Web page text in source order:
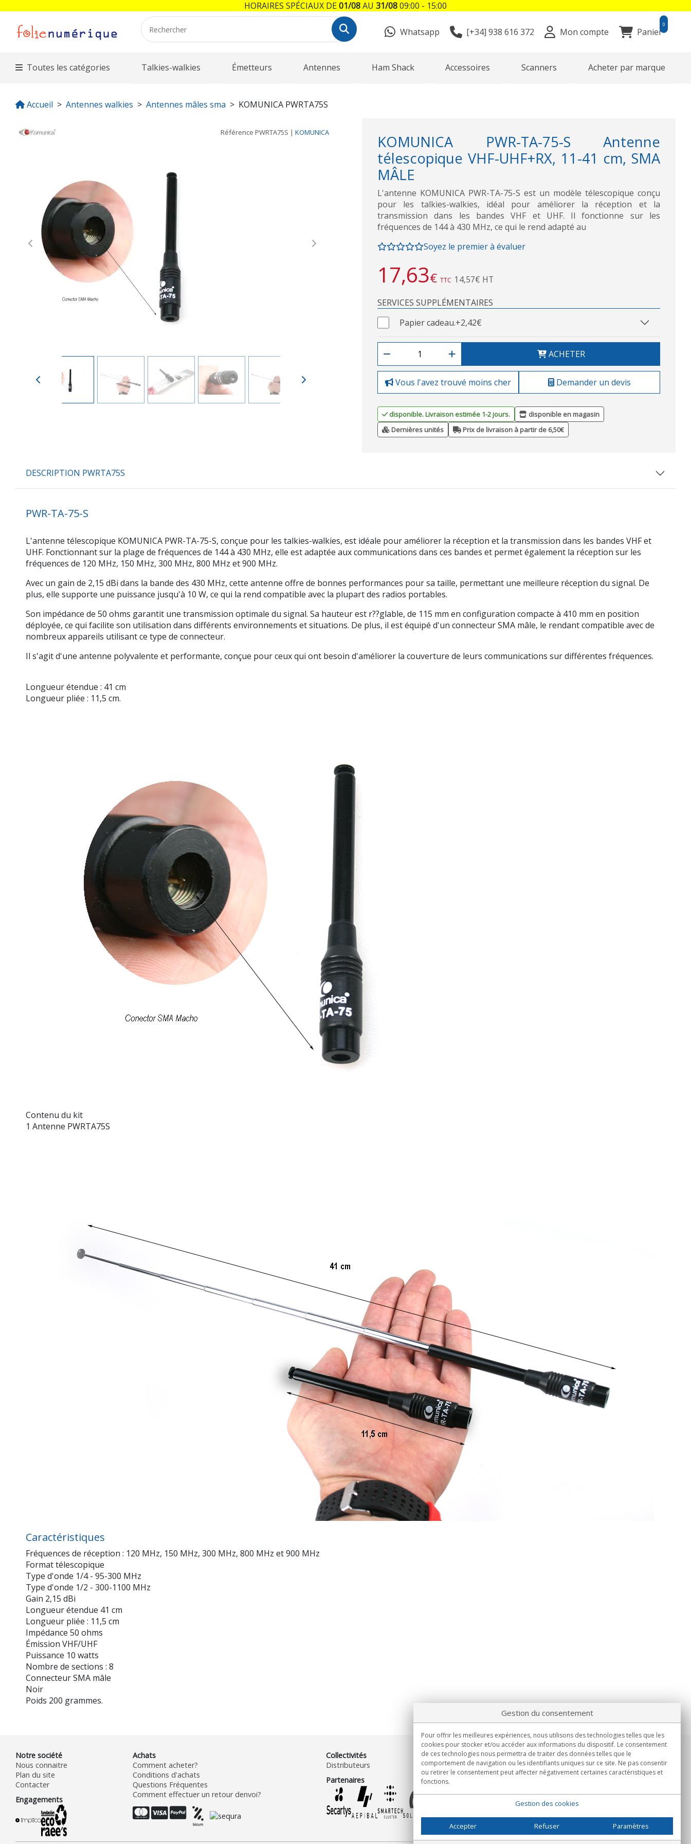
Whatsapp [+34] 938 616 372 Mon compte Panier
0
Toutes les catégories Talkies-walkies Émetteurs Antennes Ham Shack Accessoires Scanners Acheter par marque
Accueil Antennes walkies Antennes mâles sma KOMUNICA PWRTA75S
Référence PWRTA75S | KOMUNICA
Previous Next
KOMUNICA PWR-TA-75-S Antenne
télescopique VHF-UHF+RX, 11-41 cm, SMA
MÂLE
L'antenne KOMUNICA PWR-TA-75-S est un modèle télescopique conçu
pour les talkies-walkies, idéal pour améliorer la réception et la
transmission dans les bandes VHF et UHF. Il fonctionne sur les
fréquences de 144 à 430 MHz, ce qui le rend adapté au
Soyez le premier à évaluer
17,63€ TTC 14,57€ HT
SERVICES SUPPLÉMENTAIRES
Papier cadeau.+2,42€
ACHETER
Vous l'avez trouvé moins cher Demander un devis
disponible. Livraison estimée 1-2 jours.
disponible en magasin
Dernières unités
Prix de livraison à partir de 6,50€
DESCRIPTION PWRTA75S
PWR-TA-75-S
L'antenne télescopique KOMUNICA PWR-TA-75-S, conçue pour les talkies-walkies, est idéale pour améliorer la réception et la transmission dans les bandes VHF et
UHF. Fonctionnant sur la plage de fréquences de 144 à 430 MHz, elle est adaptée aux communications dans ces bandes et permet également la réception sur les
fréquences de 120 MHz, 150 MHz, 300 MHz, 800 MHz et 900 MHz.
Avec un gain de 2,15 dBi dans la bande des 430 MHz, cette antenne offre de bonnes performances pour sa taille, permettant une meilleure réception du signal. De
plus, elle supporte une puissance jusqu'à 10 W, ce qui la rend compatible avec la plupart des radios portables.
Son impédance de 50 ohms garantit une transmission optimale du signal. Sa hauteur est r??glable, de 115 mm en configuration compacte à 410 mm en position
déployée, ce qui facilite son utilisation dans différents environnements et situations. De plus, il est équipé d'un connecteur SMA mâle, le rendant compatible avec de
nombreux appareils utilisant ce type de connecteur.
Il s'agit d'une antenne polyvalente et performante, conçue pour ceux qui ont besoin d'améliorer la couverture de leurs communications sur différentes fréquences.
Longueur étendue : 41 cm
Longueur pliée : 11,5 cm.
Contenu du kit
1 Antenne PWRTA75S
Caractéristiques
Fréquences de réception : 120 MHz, 150 MHz, 300 MHz, 800 MHz et 900 MHz
Format télescopique
Type d'onde 1/4 - 95-300 MHz
Type d'onde 1/2 - 300-1100 MHz
Gain 2,15 dBi
Longueur étendue 41 cm
Longueur pliée : 11,5 cm
Impédance 50 ohms
Émission VHF/UHF
Puissance 10 watts
Nombre de sections : 8
Connecteur SMA mâle
Noir
Poids 200 grammes.
Notre société
Nous connaitre
Plan du site
Contacter
Engagements
Achats
Comment acheter?
Conditions d'achats
Questions Fréquentes
Comment effectuer un retour denvoi?
Collectivités
Distributeurs
Partenaires
Informations
Lun.-Ven. 9h00 - 15h00.
Livraison en
Gestion du consentement
Pour offrir les meilleures expériences, nous utilisons des technologies telles que les
cookies pour stocker et/ou accéder aux informations du dispositif. Le consentement
de ces technologies nous permettra de traiter des données telles que le
comportement de navigation ou les identifiants uniques sur ce site. Ne pas consentir
ou retirer le consentement peut affecter négativement certaines caractéristiques et
fonctions.
Gestion des cookies
Accepter Refuser Paramètres
HORAIRES SPÉCIAUX DE01/08AU 31/0809:00 - 15:00